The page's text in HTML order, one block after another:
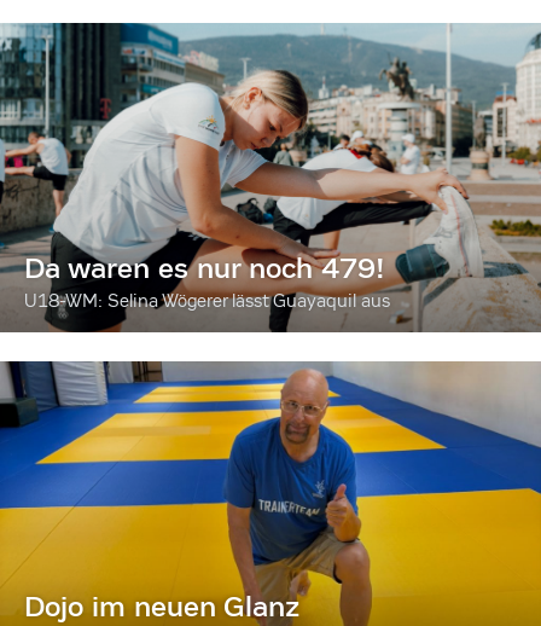
Da waren es nur noch 479!
U18-WM: Selina Wögerer lässt Guayaquil aus
Dojo im neuen Glanz